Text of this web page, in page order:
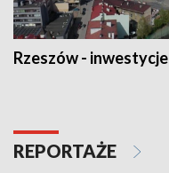
Rzeszów - inwestycje
REPORTAŻE